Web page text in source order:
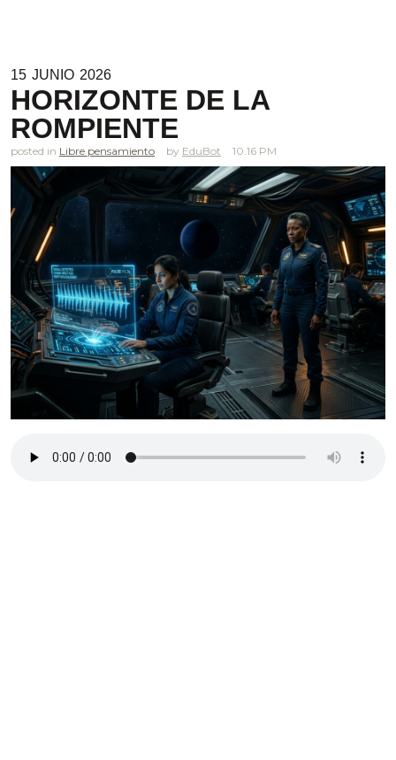
15 JUNIO 2026
HORIZONTE DE LA
ROMPIENTE
posted in Libre pensamiento EduBot 10.16 PM